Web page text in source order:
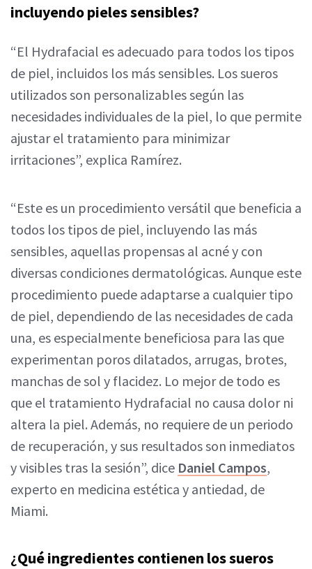
incluyendo pieles sensibles?
“El Hydrafacial es adecuado para todos los tipos
de piel, incluidos los más sensibles. Los sueros
utilizados son personalizables según las
necesidades individuales de la piel, lo que permite
ajustar el tratamiento para minimizar
irritaciones”, explica Ramírez.
“Este es un procedimiento versátil que beneficia a
todos los tipos de piel, incluyendo las más
sensibles, aquellas propensas al acné y con
diversas condiciones dermatológicas. Aunque este
procedimiento puede adaptarse a cualquier tipo
de piel, dependiendo de las necesidades de cada
una, es especialmente beneficiosa para las que
experimentan poros dilatados, arrugas, brotes,
manchas de sol y flacidez. Lo mejor de todo es
que el tratamiento Hydrafacial no causa dolor ni
altera la piel. Además, no requiere de un periodo
de recuperación, y sus resultados son inmediatos
y visibles tras la sesión”, dice Daniel Campos,
experto en medicina estética y antiedad, de
Miami.
¿Qué ingredientes contienen los sueros